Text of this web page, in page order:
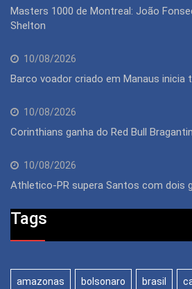
Masters 1000 de Montreal: João
Shelton
10/08/2026
Barco voador criado em Manaus inicia
10/08/2026
Corinthians ganha do Red Bull
10/08/2026
Athletico-PR supera Santos com dois
Tags
amazonas bolsonaro brasil